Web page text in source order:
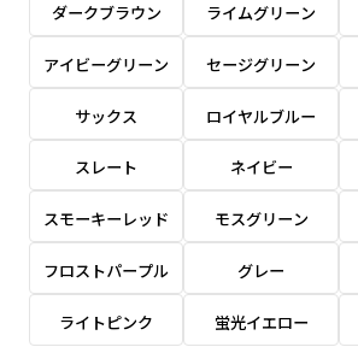
ダークブラウン ライムグリーン
アイビーグリーン セージグリーン
サックス ロイヤルブルー
スレート ネイビー
スモーキーレッド モスグリーン
フロストパープル グレー
ライトピンク 蛍光イエロー
文字だけのぼり［ +1,298円 ］
ご購入時の案内に沿って、文字
さい。
文字だけのぼり（要画像確認
弊社よりJPG画像をお送りしま
返事を頂いたあとに製作開始い
ロゴ有り名入れ［ +1,498円］
ご購入時の案内にそって、デザ
イルまたは、文章でお知らせく
ロゴ有り名入れ（要画像確認
円］
弊社よりJPG画像をお送りします
返事を頂いたあとに製作開始い
コンパクト(45x150)
あまり一般的でないサイズですが
コンビニさんなどで多いです。 お
になりづらく、狭い範囲で沢山飾
コンパクト(150x45)
あまり一般的でないサイズですが
コンビニさんなどで多いです。 お
になりづらく、狭い範囲で沢山飾
タペストリー
加工
※パイプ紐付き
その他
※備考欄に要望を
A